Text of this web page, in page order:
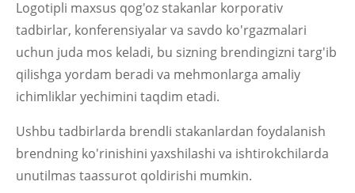
Logotipli maxsus qog'oz stakanlar korporativ
tadbirlar, konferensiyalar va savdo ko'rgazmalari
uchun juda mos keladi, bu sizning brendingizni targ'ib
qilishga yordam beradi va mehmonlarga amaliy
ichimliklar yechimini taqdim etadi.
Ushbu tadbirlarda brendli stakanlardan foydalanish
brendning ko'rinishini yaxshilashi va ishtirokchilarda
unutilmas taassurot qoldirishi mumkin.